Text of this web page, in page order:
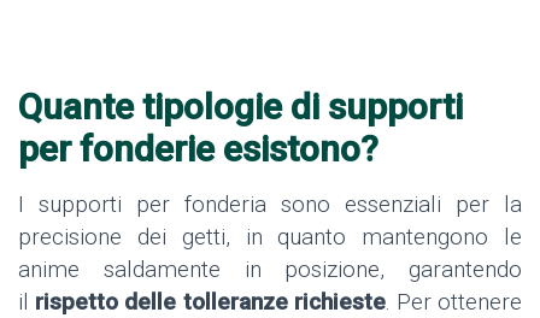
Quante tipologie di supporti
per fonderie esistono?
I supporti per fonderia sono essenziali per la
precisione dei getti, in quanto mantengono le
anime saldamente in posizione, garantendo
il rispetto delle tolleranze richieste. Per ottenere